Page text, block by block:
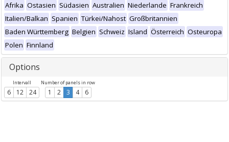
Afrika Ostasien Südasien Australien Niederlande Frankreich
Italien/Balkan Spanien Türkei/Nahost Großbritannien
Baden Württemberg Belgien Schweiz Island Österreich Osteuropa
Polen Finnland
Options
Intervall
6 12 24
Number of panels in row
1 2 3 4 6